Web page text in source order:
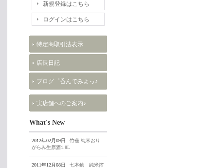
新規登録はこちら
ログインはこちら
特定商取引法表示
店長日記
ブログ゜呑んでみよっ♪
実店舗へのご案内♪
What's New
2012年02月09日
竹雀 純米おり
がらみ生原酒1.8L
2011年12月08日
七本鎗 純米搾